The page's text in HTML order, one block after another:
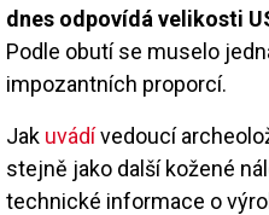
dnes odpovídá velikosti
Podle obutí se muselo
impozantních proporcí.
Jak uvádívedoucí
stejně jako další kožené
technické informace o